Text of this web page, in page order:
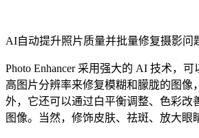
AI自动提升照片质量并批量修复摄影问
Photo Enhancer 采用强大的 AI 技术，
高图片分辨率来修复模糊和朦胧的图像
外，它还可以通过白平衡调整、色彩改
图像。当然，修饰皮肤、祛斑、放大眼